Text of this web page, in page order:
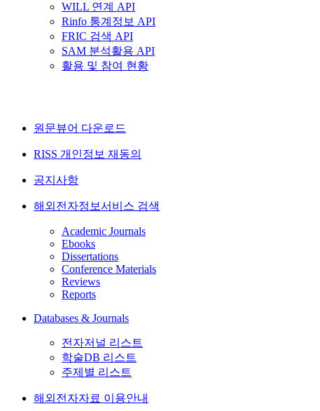
WILL 연계 API
Rinfo 통계정보 API
FRIC 검색 API
SAM 분석활용 API
활용 및 참여 현황
원문뷰어 다운로드
RISS 개인정보 재동의
공지사항
해외전자정보서비스 검색
Academic Journals
Ebooks
Dissertations
Conference Materials
Reviews
Reports
Databases & Journals
전자저널 리스트
학술DB 리스트
주제별 리스트
해외전자자료 이용안내